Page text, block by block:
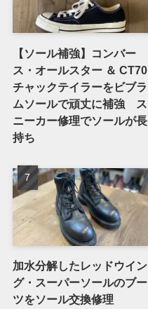
【ソール補強】コンバー
ス・オールスター ＆ CT70
チャックテイラーをビブラ
ムソールで頑丈に補強 ス
ニーカー修理でソールが長
持ち
加水分解したレッドウイン
グ・スーパーソールのブー
ツをソール交換修理